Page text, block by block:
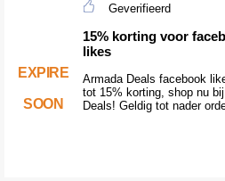
EXPIRE
SOON
Geverifieerd
15% korting voor
likes
Armada Deals facebook
tot 15% korting, shop nu
Deals! Geldig tot nader